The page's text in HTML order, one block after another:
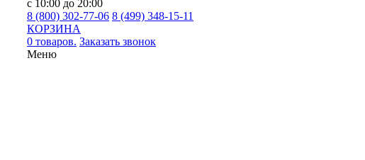
с 10:00 до 20:00
8 (800) 302-77-06 8 (499) 348-15-11
КОРЗИНА
0 товаров. Заказать звонок
Меню